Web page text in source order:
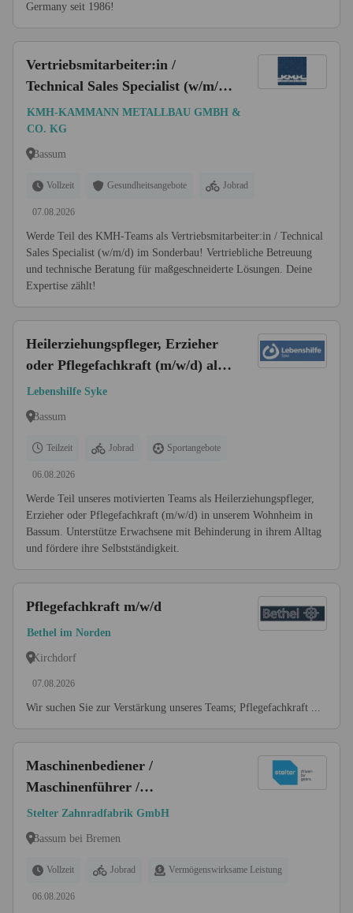
Germany seit 1986!
Vertriebsmitarbeiter:in /
Technical Sales Specialist (w/m/d)
- Sonderbau
KMH-KAMMANN METALLBAU GMBH &
CO. KG
Bassum
Vollzeit Gesundheitsangebote Jobrad
07.08.2026
Werde Teil des KMH-Teams als Vertriebsmitarbeiter:in / Technical
Sales Specialist (w/m/d) im Sonderbau! Vertriebliche Betreuung
und technische Beratung für maßgeschneiderte Lösungen. Deine
Expertise zählt!
Heilerziehungspfleger, Erzieher
oder Pflegefachkraft (m/w/d) als
pädagogische Fachkraft für unser
Wohnheim Teilzeit
Lebenshilfe Syke
Bassum
Teilzeit Jobrad Sportangebote
06.08.2026
Werde Teil unseres motivierten Teams als Heilerziehungspfleger,
Erzieher oder Pflegefachkraft (m/w/d) in unserem Wohnheim in
Bassum. Unterstütze Erwachsene mit Behinderung in ihrem Alltag
und fördere ihre Selbstständigkeit.
Pflegefachkraft m/w/d
Bethel im Norden
Kirchdorf
07.08.2026
Wir suchen Sie zur Verstärkung unseres Teams; Pflegefachkraft ...
Maschinenbediener /
Maschinenführer /
Anlagenbediener /
Produktionsmitarbeiter /
CNC-Fertigung | Quereinsteiger
willkommen
Stelter Zahnradfabrik GmbH
Bassum bei Bremen
Vollzeit Jobrad Vermögenswirksame Leistung
06.08.2026